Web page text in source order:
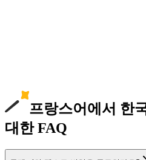
프랑스어에서 한
대한 FAQ